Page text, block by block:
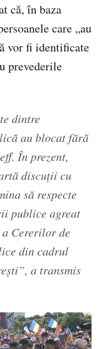
că, în baza
care „au
vor fi identificate
prevederile
dintre
au blocat fără
În prezent,
discuţii cu
să respecte
publice agreat
Cererilor de
din cadrul
a transmis